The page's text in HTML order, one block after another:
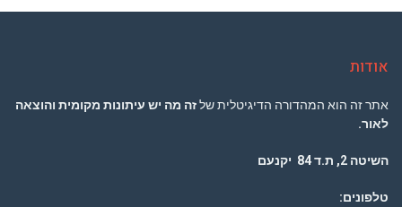
אודות
אתר זה הוא המהדורה הדיגיטלית שלזה מה יש עיתונות מקומית והוצאה
לאור.
השיטה 2, ת.ד 84 יקנעם
טלפונים: